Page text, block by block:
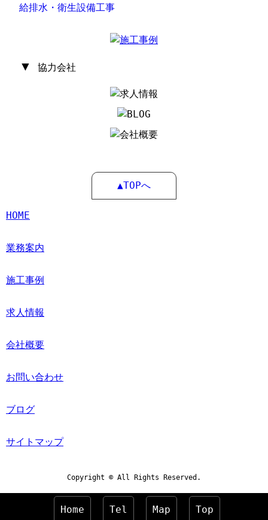
給排水・衛生設備工事
▼ 協力会社
▲TOPへ
HOME
業務案内
施工事例
求人情報
会社概要
お問い合わせ
ブログ
サイトマップ
Copyright © All Rights Reserved.
Home Tel Map Top